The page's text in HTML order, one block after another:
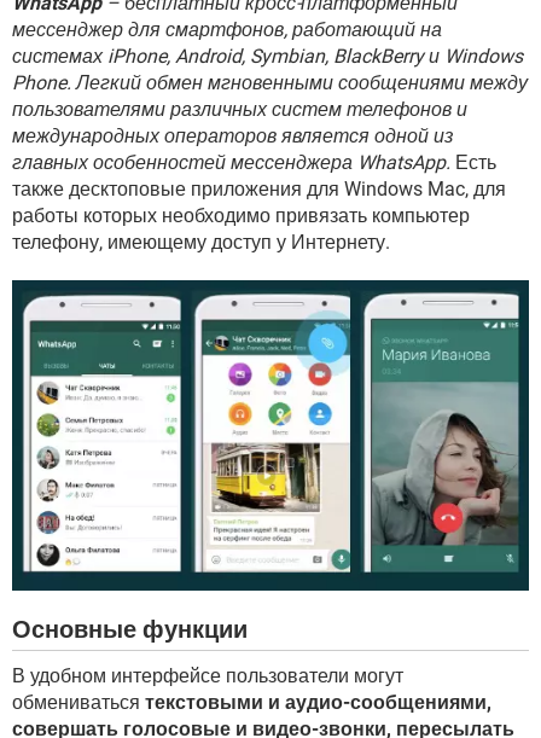
ВИДЕО GOOGLE
YANDEX
мессенджер для смартфонов, работающий на
системах iPhone, Android, Symbian, BlackBerry и Windows
Phone. Легкий обмен мгновенными сообщениями между
пользователями различных систем телефонов и
международных операторов является одной из
главных особенностей мессенджера WhatsApp. Есть
также десктоповые приложения для Windows Mac, для
работы которых необходимо привязать компьютер
телефону, имеющему доступ у Интернету.
Основные функции
В удобном интерфейсе пользователи могут
обмениваться текстовыми и аудио-сообщениями,
совершать голосовые и видео-звонки, пересылать